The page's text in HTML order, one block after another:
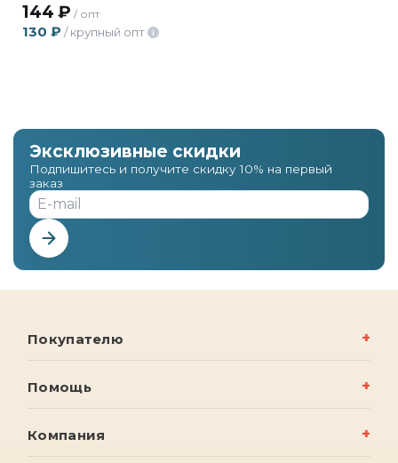
144 ₽ / опт
130 ₽ / крупный опт i
Эксклюзивные скидки
Подпишитесь и получите скидку 10% на первый
заказ
Покупателю
Помощь
Компания